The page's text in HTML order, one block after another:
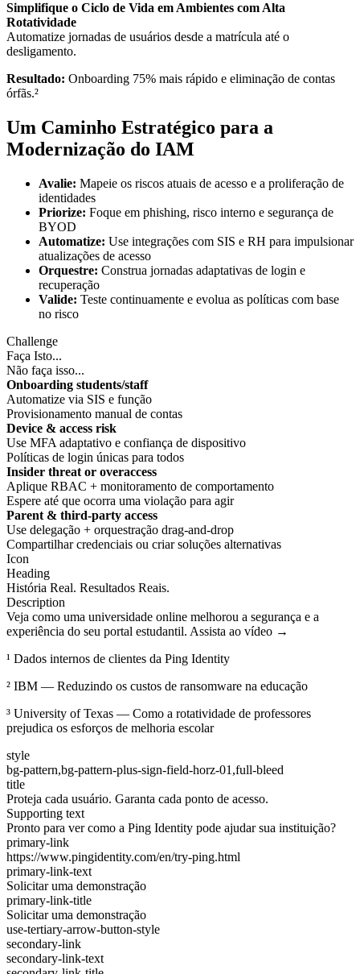
Simplifique o Ciclo de Vida em Ambientes com Alta
Rotatividade
Automatize jornadas de usuários desde a matrícula até o
desligamento.
Resultado: Onboarding 75% mais rápido e eliminação de contas
órfãs.²
Um Caminho Estratégico para a
Modernização do IAM
Avalie: Mapeie os riscos atuais de acesso e a proliferação de
identidades
Priorize: Foque em phishing, risco interno e segurança de
BYOD
Automatize: Use integrações com SIS e RH para impulsionar
atualizações de acesso
Orquestre: Construa jornadas adaptativas de login e
recuperação
Valide: Teste continuamente e evolua as políticas com base
no risco
Challenge
Faça Isto...
Não faça isso...
Onboarding students/staff
Automatize via SIS e função
Provisionamento manual de contas
Device & access risk
Use MFA adaptativo e confiança de dispositivo
Políticas de login únicas para todos
Insider threat or overaccess
Aplique RBAC + monitoramento de comportamento
Espere até que ocorra uma violação para agir
Parent & third-party access
Use delegação + orquestração drag-and-drop
Compartilhar credenciais ou criar soluções alternativas
Icon
Heading
História Real. Resultados Reais.
Description
Veja como uma universidade online melhorou a segurança e a
experiência do seu portal estudantil. Assista ao vídeo →
¹ Dados internos de clientes da Ping Identity
² IBM — Reduzindo os custos de ransomware na educação
³ University of Texas — Como a rotatividade de professores
prejudica os esforços de melhoria escolar
style
bg-pattern,bg-pattern-plus-sign-field-horz-01,full-bleed
title
Proteja cada usuário. Garanta cada ponto de acesso.
Supporting text
Pronto para ver como a Ping Identity pode ajudar sua instituição?
primary-link
https://www.pingidentity.com/en/try-ping.html
primary-link-text
Solicitar uma demonstração
primary-link-title
Solicitar uma demonstração
use-tertiary-arrow-button-style
secondary-link
secondary-link-text